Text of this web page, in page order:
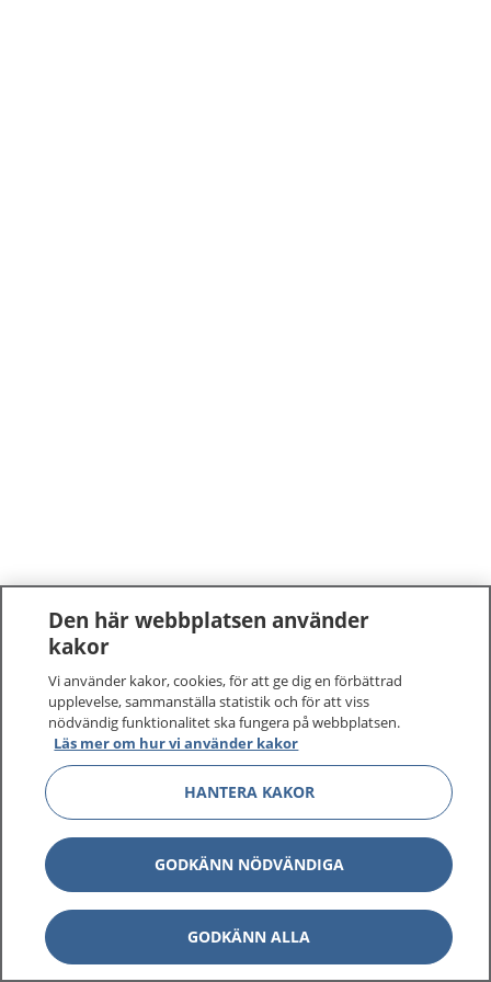
Den här webbplatsen använder
kakor
Vi använder kakor, cookies, för att ge dig en förbättrad
upplevelse, sammanställa statistik och för att viss
nödvändig funktionalitet ska fungera på webbplatsen.
Läs mer om hur vi använder kakor
HANTERA KAKOR
GODKÄNN NÖDVÄNDIGA
GODKÄNN ALLA